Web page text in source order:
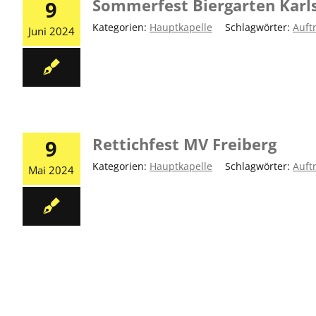
9
Juni 2024
Sommerfest Biergarten
Kategorien: Hauptkapelle Schlagwörter:
9
Mai 2024
Rettichfest MV Freiberg
Kategorien: Hauptkapelle Schlagwörter: